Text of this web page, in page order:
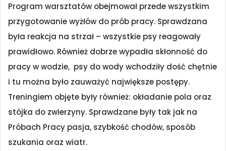
Program warsztatów obejmował przede wszystkim
przygotowanie wyżłów do prób pracy. Sprawdzana
była reakcja na strzał – wszystkie psy reagowały
prawidłowo. Również dobrze wypadła skłonność do
pracy w wodzie, psy do wody wchodziły dość chętnie
i tu można było zauważyć największe postępy.
Treningiem objęte były również: okładanie pola oraz
stójka do zwierzyny. Sprawdzane były tak jak na
Próbach Pracy pasja, szybkość chodów, sposób
szukania oraz wiatr.